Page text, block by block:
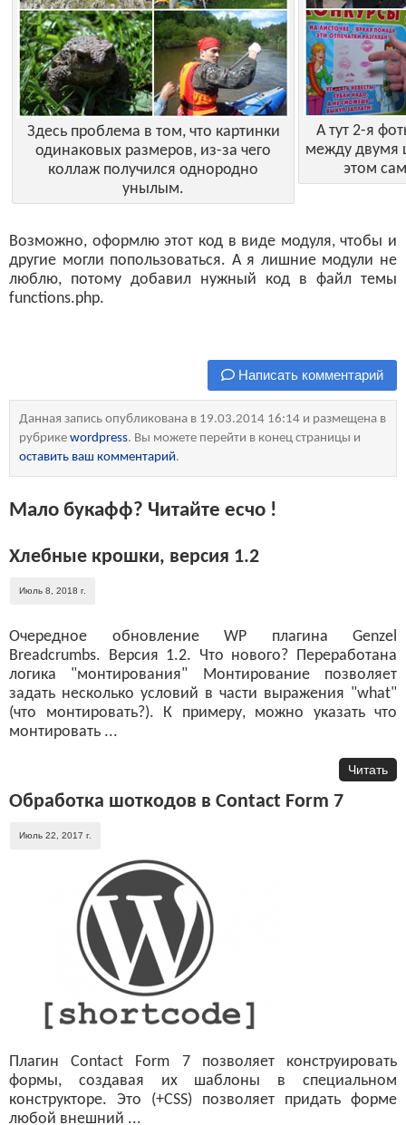
Здесь проблема в том, что картинки
одинаковых размеров, из-за чего
коллаж получился однородно
унылым.
А тут 2-я
между двумя
этом
Возможно, оформлю этот код в виде модуля, чтобы и
другие могли попользоваться. А я лишние модули не
люблю, потому добавил нужный код в файл темы
functions.php.
Написать комментарий
Данная запись опубликована в 19.03.2014 16:14 и размещена в
рубрике wordpress. Вы можете перейти в конец страницы и
оставить ваш комментарий.
Мало букафф? Читайте есчо !
Хлебные крошки, версия 1.2
Июль 8, 2018 г.
Очередное обновление WP плагина Genzel
Breadcrumbs. Версия 1.2. Что нового? Переработана
логика "монтирования" Монтирование позволяет
задать несколько условий в части выражения "what"
(что монтировать?). К примеру, можно указать что
монтировать ...
Читать
Обработка шоткодов в Contact Form 7
Июль 22, 2017 г.
Плагин Contact Form 7 позволяет конструировать
формы, создавая их шаблоны в специальном
конструкторе. Это (+CSS) позволяет придать форме
любой внешний ...